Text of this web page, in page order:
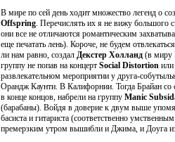
В мире по сей день ходит множество легенд о
Offspring. Перечислять их я не вижу большого
они все не отличаются романтическим
еще печатать лень). Короче, не будем
ли нам равно, создал Декстер Холланд (в миру
группу не попав на концерт Social Distortion
развлекательном мероприятии у друга-
Орандж Каунти. В Калифорнии. Тогда Брайан
в конце концов, набрели на группу Manic
(барабаны). Войдя в доверие к двум выше
басиста и гитариста (соответственно
премерзким утром вышибли и Джима, и Доуга